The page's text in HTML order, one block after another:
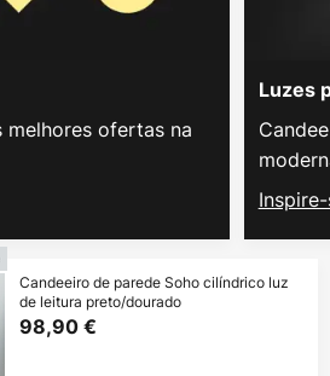
melhores ofertas na
Luzes
Candeeiro de parede Soho cilíndrico luz
de leitura preto/dourado
98,90 €